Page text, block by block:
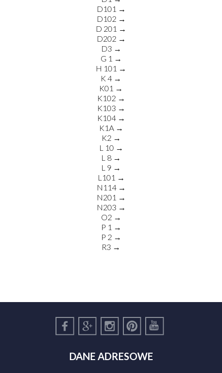
D101 →
D102 →
D 201 →
D202 →
D3 →
G 1 →
H 101 →
K 4 →
K01 →
K102 →
K103 →
K104 →
K1A →
K2 →
L 10 →
L 8 →
L 9 →
L101 →
N114 →
N201 →
N203 →
O2 →
P 1 →
P 2 →
R3 →
DANE ADRESOWE